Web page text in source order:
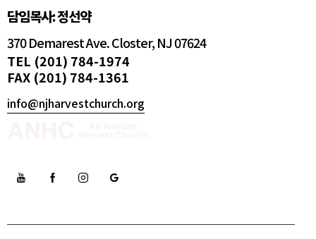
담임목사: 정선약
370 Demarest Ave. Closter, NJ 07624
TEL (201) 784-1974
FAX (201) 784-1361
info@njharvestchurch.org